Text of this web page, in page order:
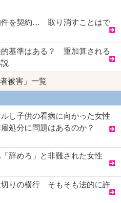
件を契約… 取り消すことはで
基準はある？ 重加算される
者被害」一覧
し子供の看病に向かった女性
処分に問題はあるのか？
辞めろ」と非難された女性
切りの横行 そもそも法的に許